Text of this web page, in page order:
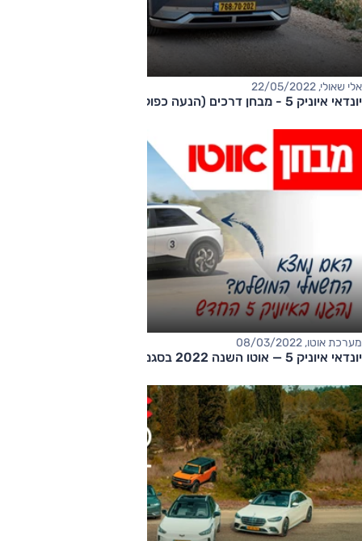
אלי שאולי, 22/05/2022
יונדאי איוניק 5 - מבחן דרכים (הנעה כפולה, 305 כ"ס)
מערכת אוטו, 08/03/2022
יונדאי איוניק 5 — אוטו השנה 2022 בסגמנט רכבי פנאי קומפקטיים